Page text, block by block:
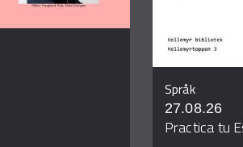
Språk
27.08.26
Practica tu